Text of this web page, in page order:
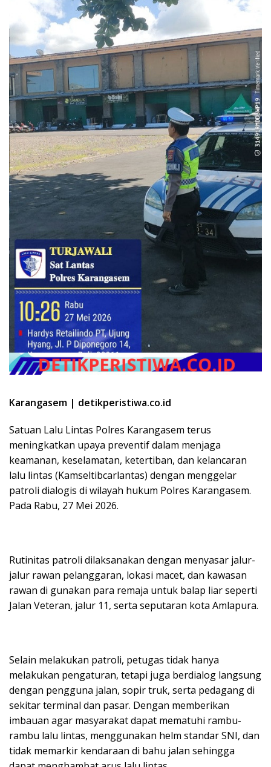
Karangasem | detikperistiwa.co.id
Satuan Lalu Lintas Polres Karangasem terus
meningkatkan upaya preventif dalam menjaga
keamanan, keselamatan, ketertiban, dan kelancaran
lalu lintas (Kamseltibcarlantas) dengan menggelar
patroli dialogis di wilayah hukum Polres Karangasem.
Pada Rabu, 27 Mei 2026.
Rutinitas patroli dilaksanakan dengan menyasar jalur-
jalur rawan pelanggaran, lokasi macet, dan kawasan
rawan di gunakan para remaja untuk balap liar seperti
Jalan Veteran, jalur 11, serta seputaran kota Amlapura.
Selain melakukan patroli, petugas tidak hanya
melakukan pengaturan, tetapi juga berdialog langsung
dengan pengguna jalan, sopir truk, serta pedagang di
sekitar terminal dan pasar. Dengan memberikan
imbauan agar masyarakat dapat mematuhi rambu-
rambu lalu lintas, menggunakan helm standar SNI, dan
tidak memarkir kendaraan di bahu jalan sehingga